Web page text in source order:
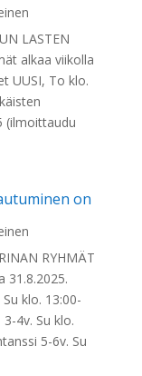
LASTEN
alkaa viikolla
UUSI, To klo.
(ilmoittaudu
on
RYHMÄT
31.8.2025.
klo. 13:00-
4v. Su klo.
5-6v. Su